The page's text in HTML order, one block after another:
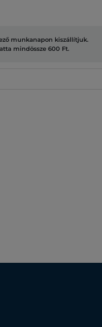
munkanapon kiszállítjuk.
mindössze 600 Ft.